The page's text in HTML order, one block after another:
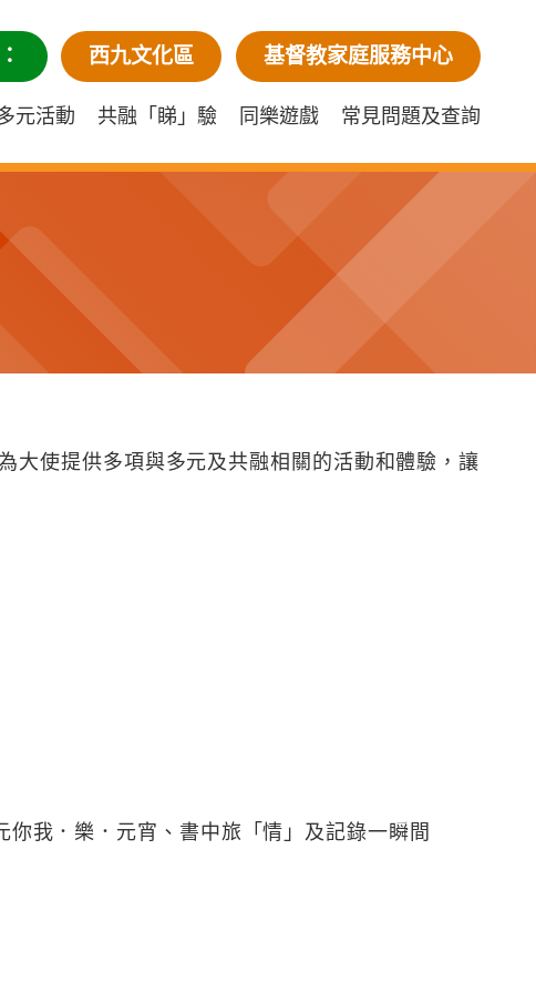
西九文化區 基督教家庭服務中心
元活動 共融「睇」驗 同樂遊戲 常見問題及查詢
大使提供多項與多元及共融相關的活動和體驗，讓
我．樂．元宵、書中旅「情」及記錄一瞬間